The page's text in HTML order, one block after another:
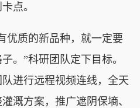
点。
质的新品种，就一定要
。”科研团队定下目标。
进行远程视频连线，全天
溉方案，推广遮阴保墒、